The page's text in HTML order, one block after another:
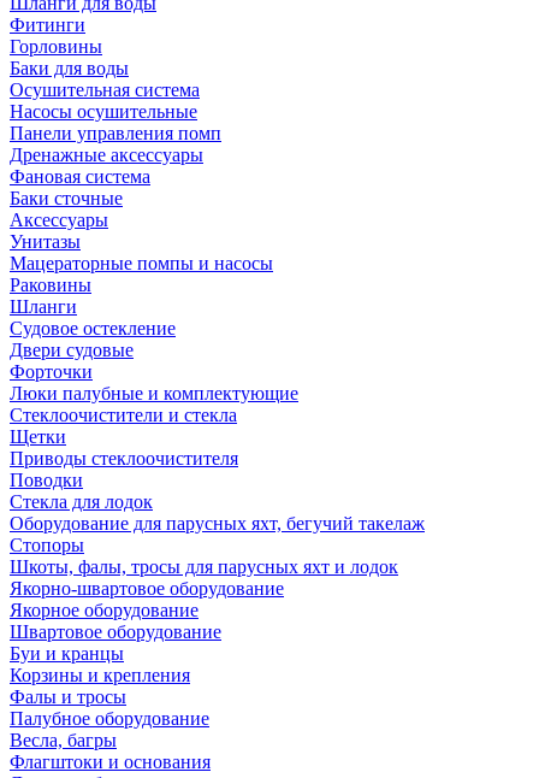
Фитинги
Горловины
Баки для воды
Осушительная система
Насосы осушительные
Панели управления помп
Дренажные аксессуары
Фановая система
Баки сточные
Аксессуары
Унитазы
Мацераторные помпы и насосы
Раковины
Шланги
Судовое остекление
Двери судовые
Форточки
Люки палубные и комплектующие
Стеклоочистители и стекла
Щетки
Приводы стеклоочистителя
Поводки
Стекла для лодок
Оборудование для парусных яхт, бегучий такелаж
Стопоры
Шкоты, фалы, тросы для парусных яхт и лодок
Якорно-швартовое оборудование
Якорное оборудование
Швартовое оборудование
Буи и кранцы
Корзины и крепления
Фалы и тросы
Палубное оборудование
Весла, багры
Флагштоки и основания